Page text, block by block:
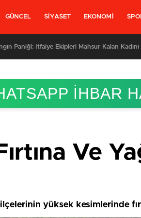
GÜNCEL SİYASET EKONOMİ
Paniği: İtfaiye Ekipleri Mahsur Kalan Kadını
İHBAR
Ve
yüksek kesimlerinde